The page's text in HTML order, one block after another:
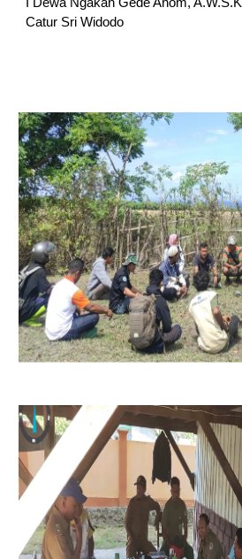
Catur Sri Widodo